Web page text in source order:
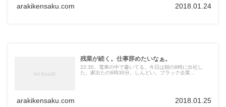
arakikensaku.com 2018.01.24
残業が続く。仕事辞めたいなぁ。
22:30。電車の中で書いてる。今日は朝の8時に出社し
た。家出たの6時30分。しんどい。ブラック企業...
arakikensaku.com 2018.01.25